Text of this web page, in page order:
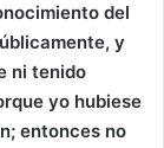
del
y
ni tenido
yo hubiese
entonces no